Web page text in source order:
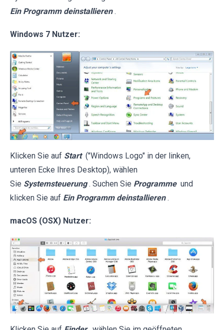
Ein Programm deinstallieren .
Windows 7 Nutzer:
Klicken Sie auf Start ("Windows Logo" in der linken,
unteren Ecke Ihres Desktop), wählen
Sie Systemsteuerung . Suchen Sie Programme und
klicken Sie auf Ein Programm deinstallieren .
macOS (OSX) Nutzer: